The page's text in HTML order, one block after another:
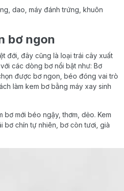
dao, máy đánh trứng, khuôn
bơ ngon
đới, đây cũng là loại trái cây xuất
các dòng bơ nổi bật như: Bơ
được bơ ngon, béo đóng vai trò
làm kem bơ bằng máy xay sinh
bơ mới béo ngậy, thơm, dẻo. Kem
bơ chín tự nhiên, bơ còn tươi, già